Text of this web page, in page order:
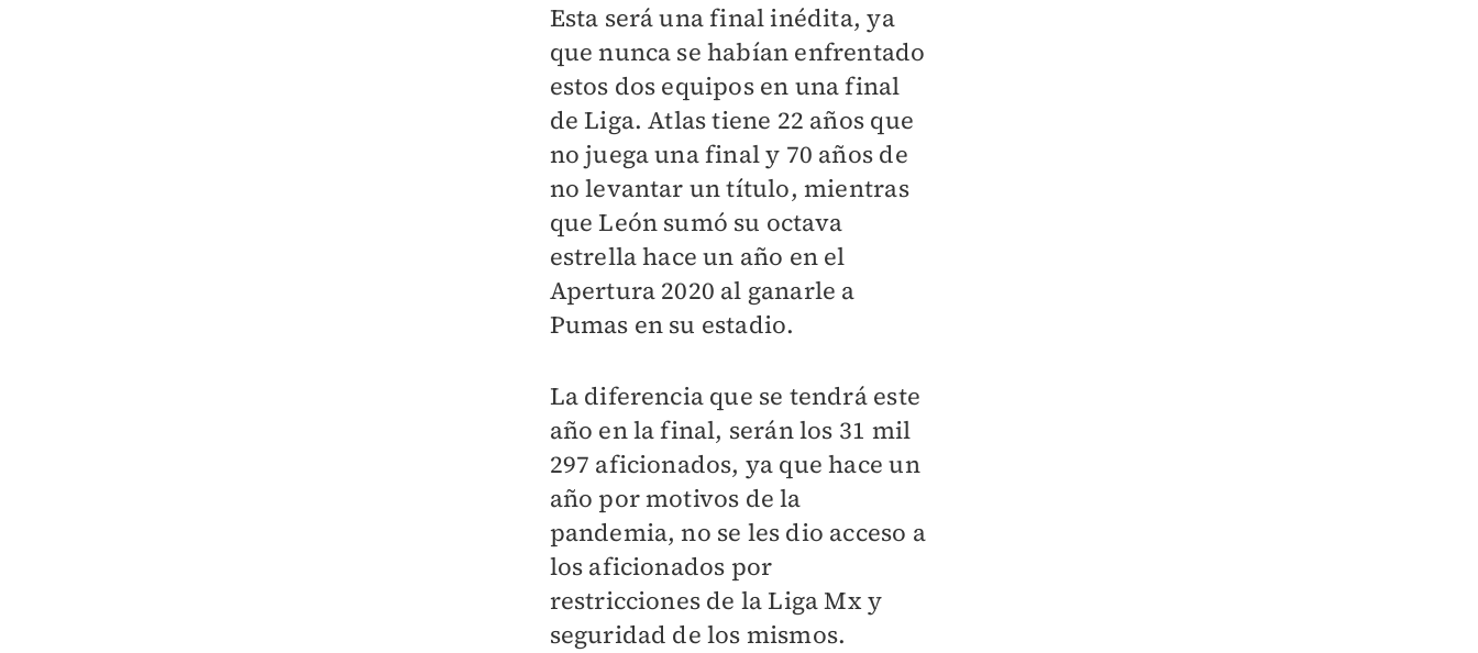
Esta será una final inédita, ya
que nunca se habían enfrentado
estos dos equipos en una final
de Liga. Atlas tiene 22 años que
no juega una final y 70 años de
no levantar un título, mientras
que León sumó su octava
estrella hace un año en el
Apertura 2020 al ganarle a
Pumas en su estadio.
La diferencia que se tendrá este
año en la final, serán los 31 mil
297 aficionados, ya que hace un
año por motivos de la
pandemia, no se les dio acceso a
los aficionados por
restricciones de la Liga Mx y
seguridad de los mismos.